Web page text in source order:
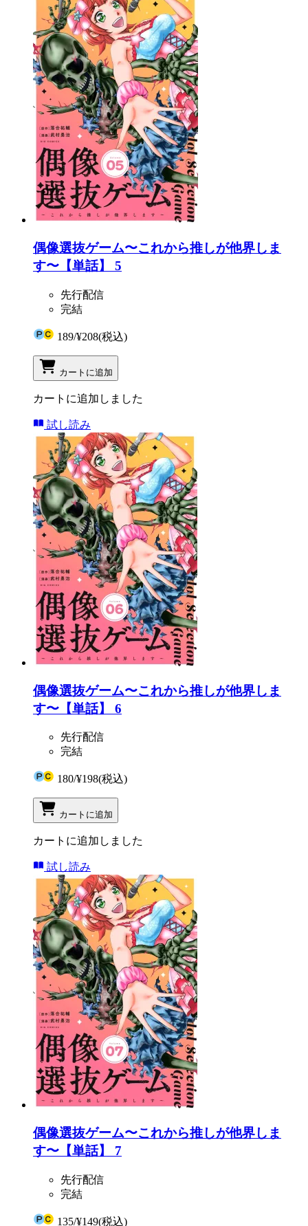
偶像選抜ゲーム〜これから推しが他界しま
す〜【単話】 5
先行配信
完結
189/¥208(税込)
カートに追加
カートに追加しました
試し読み
偶像選抜ゲーム〜これから推しが他界しま
す〜【単話】 6
先行配信
完結
180/¥198(税込)
カートに追加
カートに追加しました
試し読み
偶像選抜ゲーム〜これから推しが他界しま
す〜【単話】 7
先行配信
完結
135/¥149(税込)